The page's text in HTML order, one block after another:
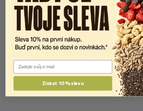
Email
Získat 10% slevu